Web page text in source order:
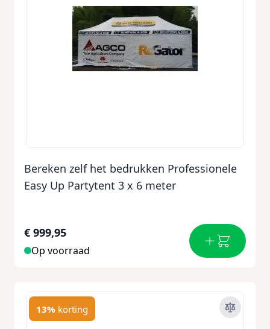
Bereken zelf het bedrukken Professionele
Easy Up Partytent 3 x 6 meter
€ 999,95
Op voorraad
13% korting